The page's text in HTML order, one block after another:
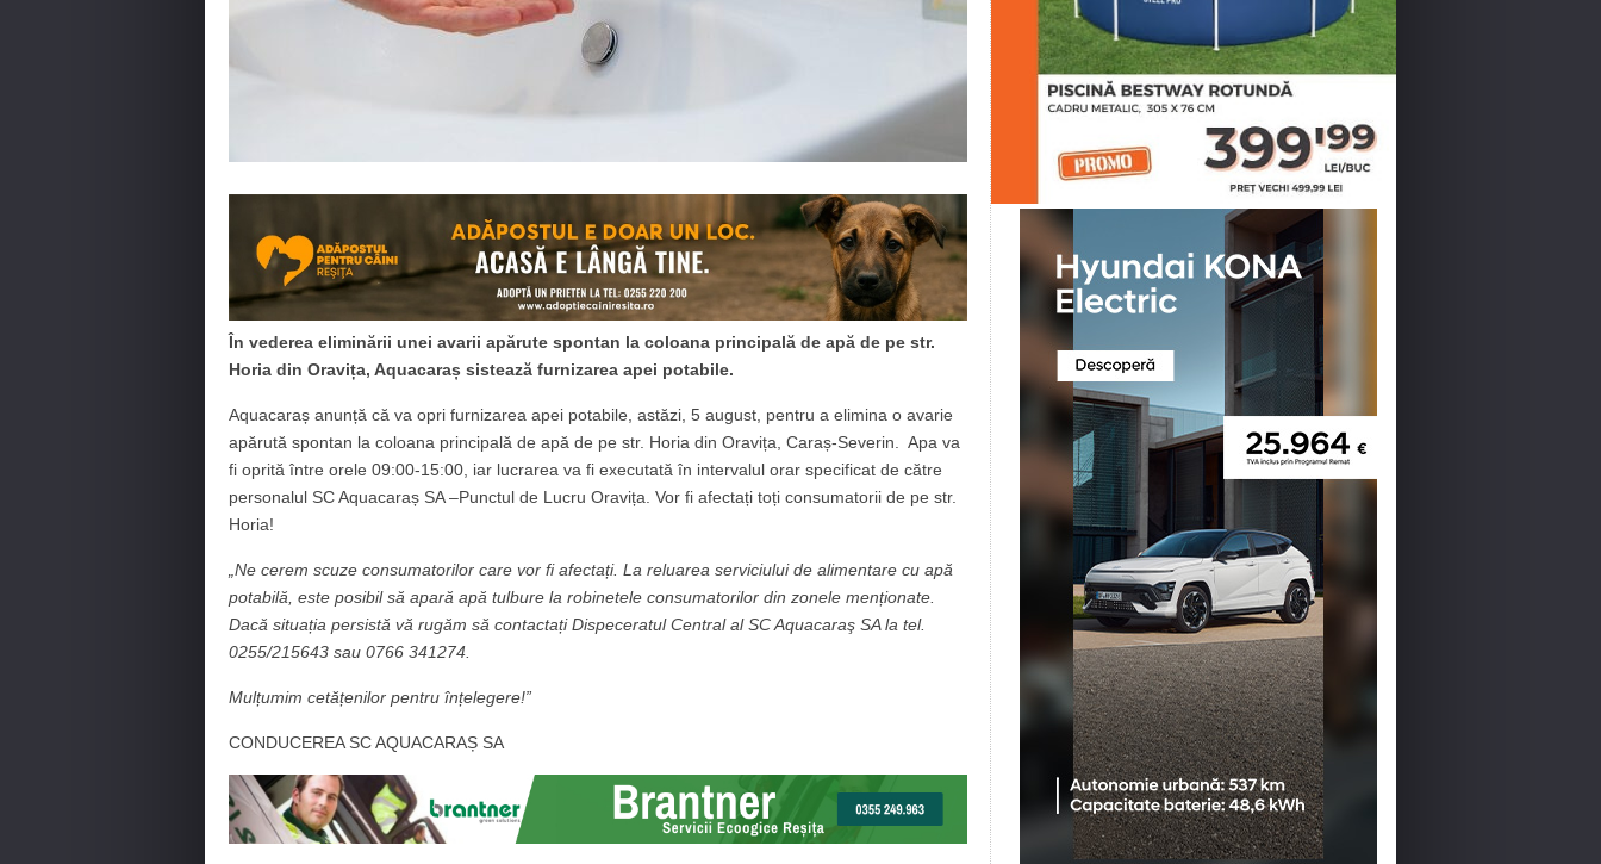
În vederea eliminării unei avarii apărute spontan la coloana principală de apă de pe str.
Horia din Oravița, Aquacaraș sistează furnizarea apei potabile.
Aquacaraș anunță că va opri furnizarea apei potabile, astăzi, 5 august, pentru a elimina o avarie
apărută spontan la coloana principală de apă de pe str. Horia din Oravița, Caraș-Severin. Apa va
fi oprită între orele 09:00-15:00, iar lucrarea va fi executată în intervalul orar specificat de către
personalul SC Aquacaraș SA –Punctul de Lucru Oravița. Vor fi afectați toți consumatorii de pe str.
Horia!
„Ne cerem scuze consumatorilor care vor fi afectați. La reluarea serviciului de alimentare cu apă
potabilă, este posibil să apară apă tulbure la robinetele consumatorilor din zonele menționate.
Dacă situația persistă vă rugăm să contactați Dispeceratul Central al SC Aquacaraş SA la tel.
0255/215643 sau 0766 341274.
Mulțumim cetățenilor pentru înțelegere!”
CONDUCEREA SC AQUACARAȘ SA